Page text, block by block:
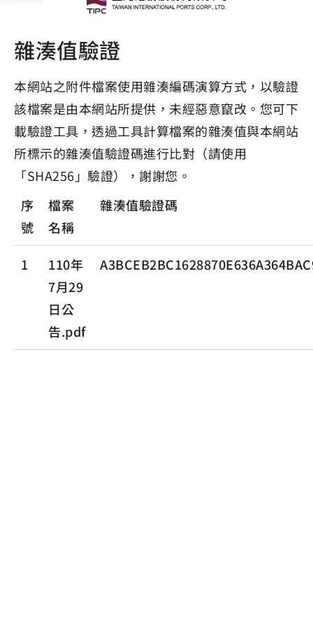
雜湊值驗證
本網站之附件檔案使用雜湊編碼演算方式，以驗證
該檔案是由本網站所提供，未經惡意竄改。您可下
載驗證工具，透過工具計算檔案的雜湊值與本網站
所標示的雜湊值驗證碼進行比對（請使用
「SHA256」驗證），謝謝您。
序
號
檔案
名稱
雜湊值驗證碼
1
110年
7月29
日公
告.pdf